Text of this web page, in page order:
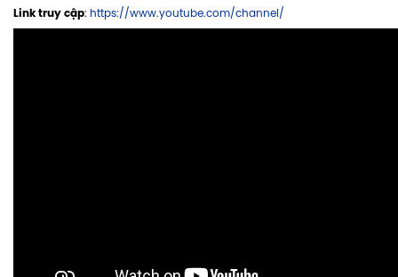
Link truy cập: https://www.youtube.com/channel/